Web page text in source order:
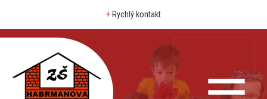
+ Rychlý kontakt